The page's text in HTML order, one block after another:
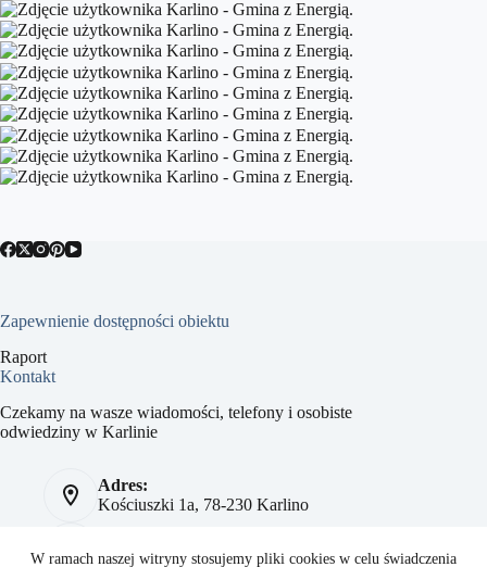
W ramach naszej witryny stosujemy pliki cookies w celu świadczenia
Zapewnienie dostępności obiektu
Raport
Kontakt
Czekamy na wasze wiadomości, telefony i osobiste
odwiedziny w Karlinie
Adres:
Kościuszki 1a, 78-230 Karlino
784 093 041